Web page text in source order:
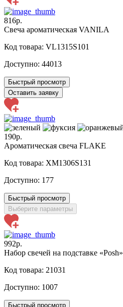
816р.
Свеча ароматическая VANILA
Код товара: VL1315S101
Доступно: 44013
Быстрый просмотр
Оставить заявку
190р.
Ароматическая свеча FLAKE
Код товара: XM1306S131
Доступно: 177
Быстрый просмотр
Выберите параметры
992р.
Набор свечей на подставке «Posh»
Код товара: 21031
Доступно: 1007
Быстрый просмотр